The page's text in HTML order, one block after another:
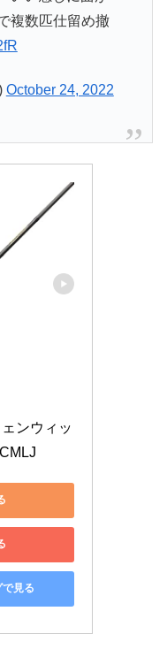
複数匹仕留め撤
October 24, 2022
ンウィッ
見る